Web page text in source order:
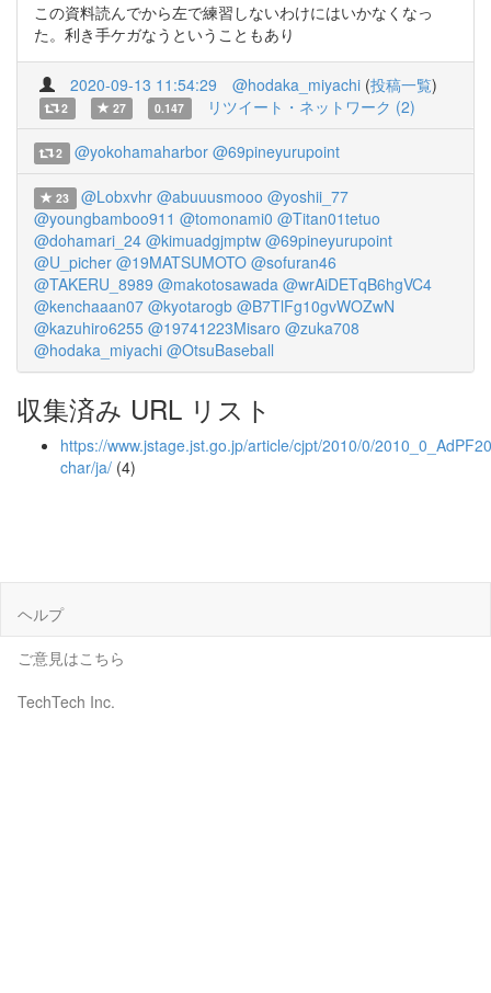
この資料読んでから左で練習しないわけにはいかなくなっ
た。利き手ケガなうということもあり
2020-09-13 11:54:29 @hodaka_miyachi (投稿一覧)
2 27 0.147 リツイート・ネットワーク (2)
2 @yokohamaharbor @69pineyurupoint
23 @Lobxvhr @abuuusmooo @yoshii_77
@youngbamboo911 @tomonami0 @Titan01tetuo
@dohamari_24 @kimuadgjmptw @69pineyurupoint
@U_picher @19MATSUMOTO @sofuran46
@TAKERU_8989 @makotosawada @wrAiDETqB6hgVC4
@kenchaaan07 @kyotarogb @B7TlFg10gvWOZwN
@kazuhiro6255 @19741223Misaro @zuka708
@hodaka_miyachi @OtsuBaseball
収集済み URL リスト
https://www.jstage.jst.go.jp/article/cjpt/2010/0/
char/ja/ (4)
ヘルプ
ご意見はこちら
TechTech Inc.